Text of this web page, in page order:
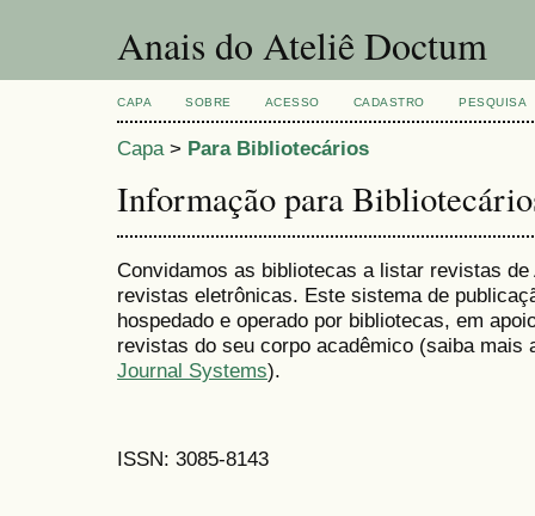
Anais do Ateliê Doctum
CAPA SOBRE ACESSO CADASTRO PESQUISA
Capa> Para Bibliotecários
Informação para
Convidamos as bibliotecas a listar revistas
revistas eletrônicas. Este sistema de
hospedado e operado por bibliotecas, em
revistas do seu corpo acadêmico (saiba
Journal Systems).
ISSN: 3085-8143